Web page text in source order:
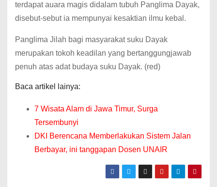
terdapat auara magis didalam tubuh Panglima Dayak,
disebut-sebut ia mempunyai kesaktian ilmu kebal.
Panglima Jilah bagi masyarakat suku Dayak
merupakan tokoh keadilan yang bertanggungjawab
penuh atas adat budaya suku Dayak. (red)
Baca artikel lainya:
7 Wisata Alam di Jawa Timur, Surga
Tersembunyi
DKI Berencana Memberlakukan Sistem Jalan
Berbayar, ini tanggapan Dosen UNAIR